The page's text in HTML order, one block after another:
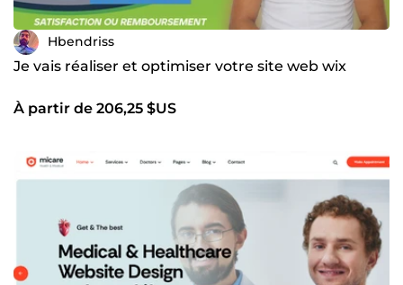
Hbendriss
Je vais réaliser et optimiser votre site web wix
À partir de 206,25 $US